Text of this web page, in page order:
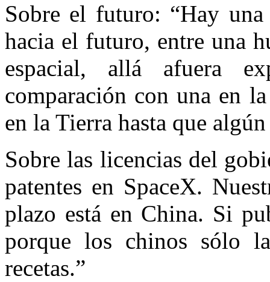
Sobre el futuro: “Hay
hacia el futuro, entre una
espacial, allá afuera
comparación con una en
en la Tierra hasta que
Sobre las licencias del
patentes en SpaceX.
plazo está en China. Si
porque los chinos sólo
recetas.”